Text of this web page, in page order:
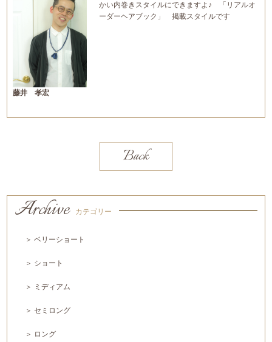
藤井 孝宏
かい内巻きスタイルにできますよ♪ 「リアルオ
ーダーヘアブック」 掲載スタイルです
Back
Archive カテゴリー
＞ ベリーショート
＞ ショート
＞ ミディアム
＞ セミロング
＞ ロング